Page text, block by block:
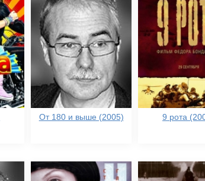
От 180 и выше (2005) 9 рота